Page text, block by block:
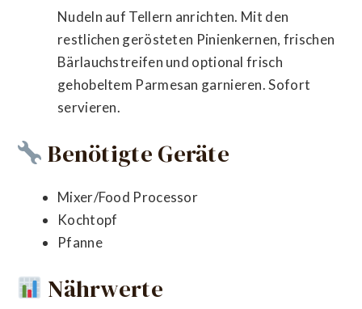
Nudeln auf Tellern anrichten. Mit den
restlichen gerösteten Pinienkernen, frischen
Bärlauchstreifen und optional frisch
gehobeltem Parmesan garnieren. Sofort
servieren.
Benötigte Geräte
Mixer/Food Processor
Kochtopf
Pfanne
Nährwerte